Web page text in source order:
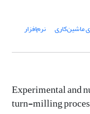
ماشین‌کاری نرم‌افزار
Experimental and
turn-milling